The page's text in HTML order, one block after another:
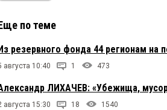
по теме
Из резервного фонда 44 регионам
августа 10:40 1 473
ЛИХАЧЕВ: «Убежища,
августа 15:30 18 1540